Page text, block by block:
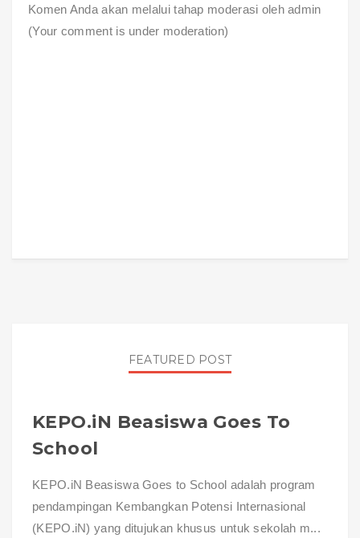
Komen Anda akan melalui tahap moderasi oleh admin
(Your comment is under moderation)
FEATURED POST
KEPO.iN Beasiswa Goes To
School
KEPO.iN Beasiswa Goes to School adalah program
pendampingan Kembangkan Potensi Internasional
(KEPO.iN) yang ditujukan khusus untuk sekolah m...